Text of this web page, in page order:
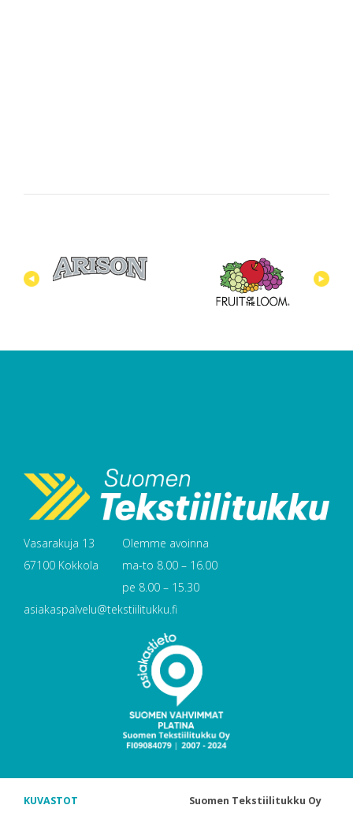
Vasarakuja 13
67100 Kokkola
Olemme avoinna
ma-to 8.00 – 16.00
pe 8.00 – 15.30
asiakaspalvelu@tekstiilitukku.fi
KUVASTOT Suomen Tekstiilitukku Oy